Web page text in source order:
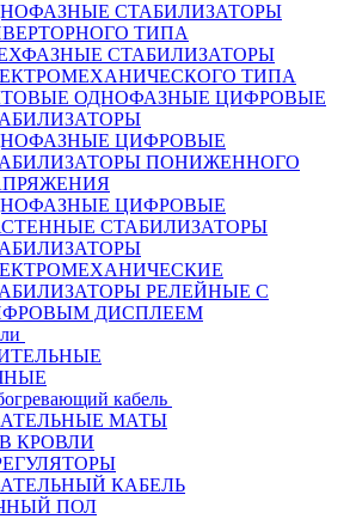
СТАБИЛИЗАТОРЫ
ТИПА
СТАБИЛИЗАТОРЫ
ТИПА
ОДНОФАЗНЫЕ ЦИФРОВЫЕ
ЦИФРОВЫЕ
ПОНИЖЕННОГО
ЦИФРОВЫЕ
СТАБИЛИЗАТОРЫ
РЕЛЕЙНЫЕ С
ДИСПЛЕЕМ
кабель
МАТЫ
КРОВЛИ
КАБЕЛЬ
ПОЛ